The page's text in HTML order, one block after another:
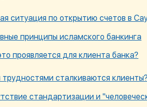
ситуация по открытию счетов в
принципы исламского банкинга
проявляется для клиента банка?
сталкиваются клиенты?
стандартизации и